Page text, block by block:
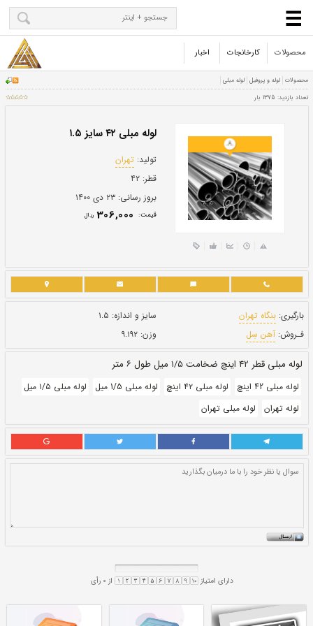
محصولات کارخانجات اخبار
لوله مبلی ۴۲ سایز ۱.۵
قطر:۴۲
بروز رسانی:
قيمت: 306,000ريال
سایز و اندازه:۱.۵